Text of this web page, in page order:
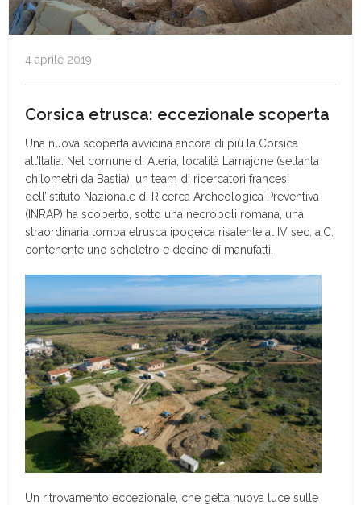
4 aprile 2019
Corsica etrusca: eccezionale scoperta
Una nuova scoperta avvicina ancora di più la Corsica
all’Italia. Nel comune di Aleria, località Lamajone (settanta
chilometri da Bastia), un team di ricercatori francesi
dell’Istituto Nazionale di Ricerca Archeologica Preventiva
(INRAP) ha scoperto, sotto una necropoli romana, una
straordinaria tomba etrusca ipogeica risalente al IV sec. a.C.
contenente uno scheletro e decine di manufatti.
Un ritrovamento eccezionale, che getta nuova luce sulle